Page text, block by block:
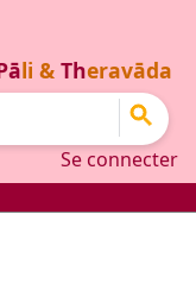
li & Theravāda
Go
Se connecter